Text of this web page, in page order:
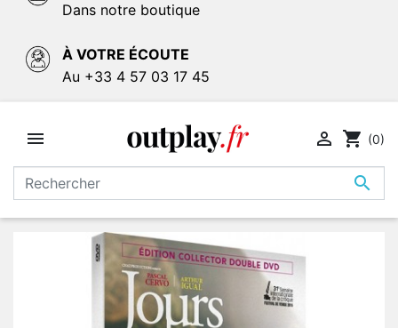
Dans notre boutique
À VOTRE ÉCOUTE
Au +33 4 57 03 17 45


 shopping_cart (0)